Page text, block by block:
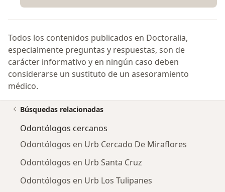
Todos los contenidos publicados en Doctoralia,
especialmente preguntas y respuestas, son de
carácter informativo y en ningún caso deben
considerarse un sustituto de un asesoramiento
médico.
Búsquedas relacionadas
Odontólogos cercanos
Odontólogos en Urb Cercado De Miraflores
Odontólogos en Urb Santa Cruz
Odontólogos en Urb Los Tulipanes